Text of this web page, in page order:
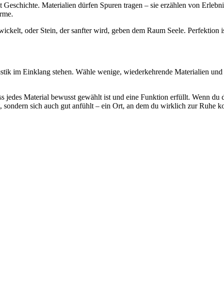
Materialien dürfen Spuren tragen – sie erzählen von
oder Stein, der sanfter wird, geben dem Raum Seele.
im Einklang stehen. Wähle wenige, wiederkehrende Materialien
jedes Material bewusst gewählt ist und eine Funktion erfüllt. Wenn
sich auch gut anfühlt – ein Ort, an dem du wirklich zur Ruhe